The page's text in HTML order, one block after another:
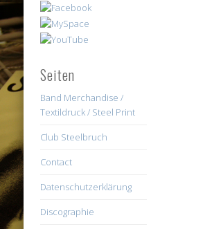
Seiten
Band Merchandise /
Textildruck / Steel Print
Club Steelbruch
Contact
Datenschutzerklärung
Discographie